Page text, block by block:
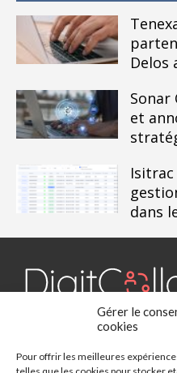
Gérer le
cookies
Pour offrir les meilleures
Delos
Sonar
et
dans
Digit Collab est un média
des études, des évènements,